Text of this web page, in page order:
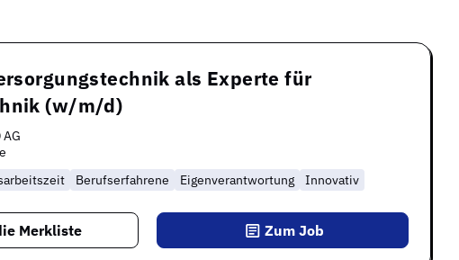
als Experte für
(w/m/d)
AG
Berufserfahrene Eigenverantwortung
Innovativ
Merkliste Zum Job